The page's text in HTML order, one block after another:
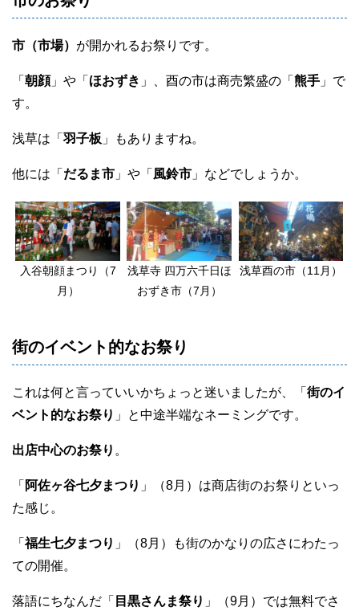
市（市場） が開かれるお祭りです。
「 朝顔」や「 ほおずき 」、酉の市は商売繁盛の「 熊手 」で
す。
浅草は「 羽子板 」もありますね。
他には「 だるま市 」や「 風鈴市 」などでしょうか。
入谷朝顔まつり（7
月）
浅草寺 四万六千日ほ
おずき市（7月）
浅草酉の市（11月）
街のイベント的なお祭り
これは何と言っていいかちょっと迷いましたが、「 街のイ
ベント的なお祭り 」と中途半端なネーミングです。
出店中心のお祭り 。
「 阿佐ヶ谷七夕まつり 」（8月）は商店街のお祭りといっ
た感じ。
「福生七夕まつり 」（8月）も街のかなりの広さにわたっ
ての開催。
落語にちなんだ「 目黒さんま祭り 」（9月）では無料でさ